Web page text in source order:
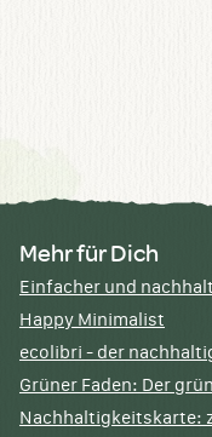
Mehr für Dich
Einfacher und
Happy Minimalist
ecolibri - der
Grüner Faden: Der
Nachhaltigkeitskarte: